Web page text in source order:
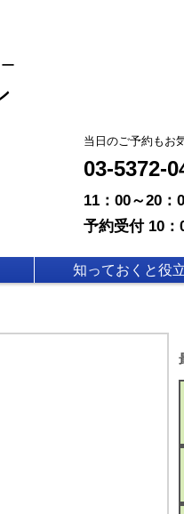
当日のご予約もお
03-5372-
11：00～20
予約受付 10：
知っておくと役